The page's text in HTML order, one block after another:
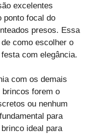
excelentes
ponto focal do
presos. Essa
como escolher o
com elegância.
com os demais
forem o
ou nenhum
para
ideal para